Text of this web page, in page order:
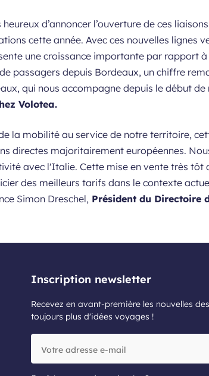
d’annoncer l’ouverture de ces
cette année. Avec ces nouvelles lignes
une croissance importante par rapport
passagers depuis Bordeaux, un chiffre
qui nous accompagne depuis le début de
Volotea.
la mobilité au service de notre territoire,
directes majoritairement européennes.
avec l'Italie. Cette mise en vente très tôt
des meilleurs tarifs dans le contexte
Simon Dreschel, Président du Directoire
Inscription newsletter
Recevez en avant-première les nouvelles
toujours plus d'idées voyages !
adresse
e-